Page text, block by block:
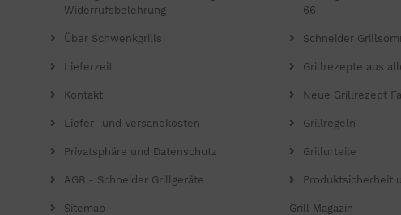
Widerrufsbelehrung
Über Schwenkgrills
Lieferzeit
Kontakt
Liefer- und Versandkosten
Privatsphäre und Datenschutz
AGB - Schneider Grillgeräte
Sitemap
66
Schneider
Grillrezepte aus
Neue Grillrezept
Grillregeln
Grillurteile
Produktsicherheit
Grill Magazin